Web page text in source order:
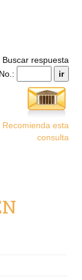
Buscar respuesta
No.:
Recomienda esta
consulta